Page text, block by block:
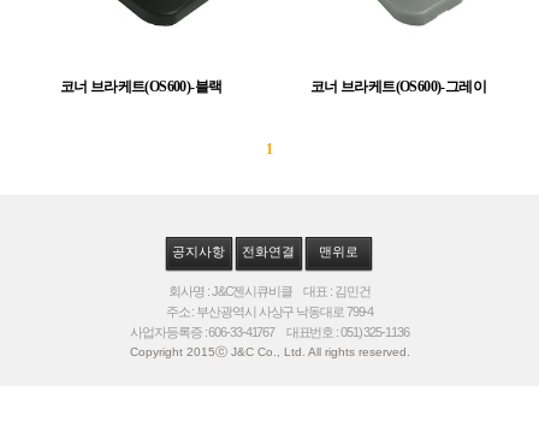
코너 브라케트(OS600)-블랙 코너 브라케트(OS600)-그레이
1
공지사항 전화연결 맨위로
회사명 : J&C젠시큐비클 대표 : 김민건
주소 : 부산광역시 사상구 낙동대로 799-4
사업자등록증 : 606-33-41767 대표번호 : 051) 325-1136
Copyright 2015ⓒ J&C Co., Ltd. All rights reserved.